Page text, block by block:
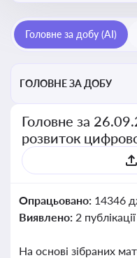
Головне за добу (AI)
ГОЛОВНЕ ЗА ДОБУ
Головне за
розвиток
Опрацьовано: 14346
Виявлено: 2
На основі зібраних